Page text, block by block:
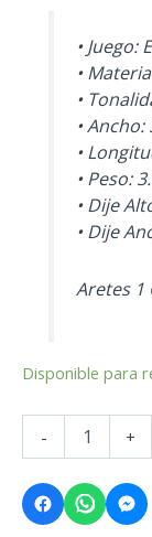
• Juego:
•
•
• Ancho:
•
• Peso:
• Dije
• Dije
Aretes 1
Disponible para
-
cantidad
+